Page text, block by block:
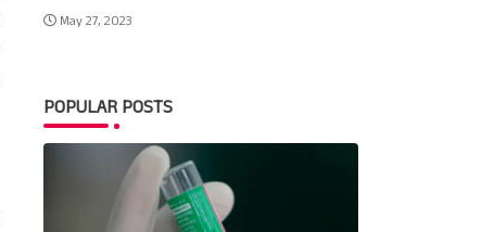
May 27, 2023
POPULAR POSTS